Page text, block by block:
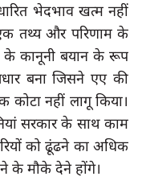
भेदभाव खत्म नहीं
तथ्य और परिणाम के
के कानूनी बयान के रूप
बना जिसने एए की
कोटा नहीं लागू किया।
सरकार के साथ काम
को ढूंढने का अधिक
के मौके देने होंगे।